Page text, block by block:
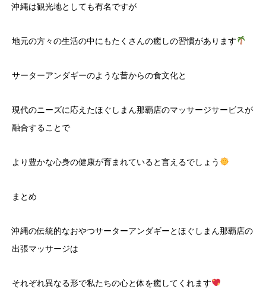
沖縄は観光地としても有名ですが
地元の方々の生活の中にもたくさんの癒しの習慣があります
サーターアンダギーのような昔からの食文化と
現代のニーズに応えたほぐしまん那覇店のマッサージサービスが
融合することで
より豊かな心身の健康が育まれていると言えるでしょう
まとめ
沖縄の伝統的なおやつサーターアンダギーとほぐしまん那覇店の
出張マッサージは
それぞれ異なる形で私たちの心と体を癒してくれます